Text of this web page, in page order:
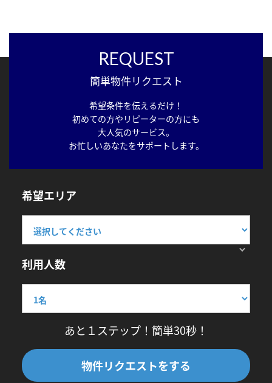
REQUEST
簡単物件リクエスト
希望条件を伝えるだけ！
初めての方やリピーターの方にも
大人気のサービス。
お忙しいあなたをサポートします。
希望エリア
利用人数
あと１ステップ！簡単30秒！
物件リクエストをする